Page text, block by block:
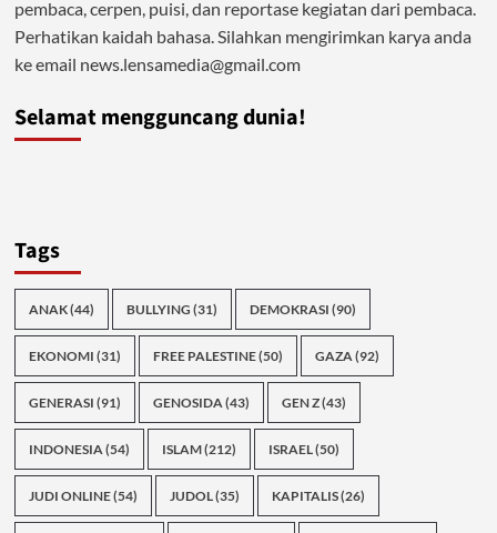
pembaca, cerpen, puisi, dan reportase kegiatan dari pembaca.
Perhatikan kaidah bahasa. Silahkan mengirimkan karya anda
ke email news.lensamedia@gmail.com
Selamat mengguncang dunia!
Tags
ANAK(44) BULLYING (31) DEMOKRASI (90)
EKONOMI (31) FREE PALESTINE(50) GAZA(92)
GENERASI (91) GENOSIDA(43) GEN Z(43)
INDONESIA(54) ISLAM(212) ISRAEL(50)
JUDI ONLINE(54) JUDOL(35) KAPITALIS(26)